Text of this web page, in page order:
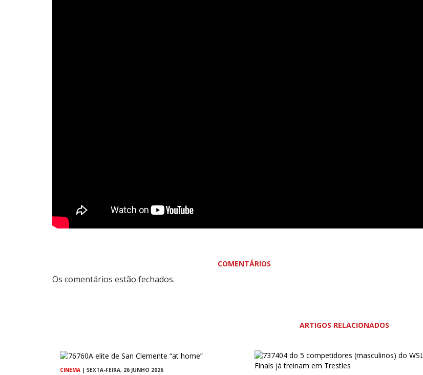
COMENTÁRIOS
Os comentários estão fechados.
ARTIGOS RELACIONADOS
CINEMA | SEXTA-FEIRA, 26 JUNHO 2026